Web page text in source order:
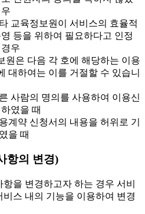
교육정보원이 서비스의 효율적
등을 위하여 필요하다고 인정
우
은 다음 각 호에 해당하는 이용
대하여는 이를 거절할 수 있습니
사람의 명의를 사용하여 이용신
였을 때
계약 신청서의 내용을 허위로 기
을 때
항의 변경)
을 변경하고자 하는 경우 서비
비스 내의 기능을 이용하여 변경